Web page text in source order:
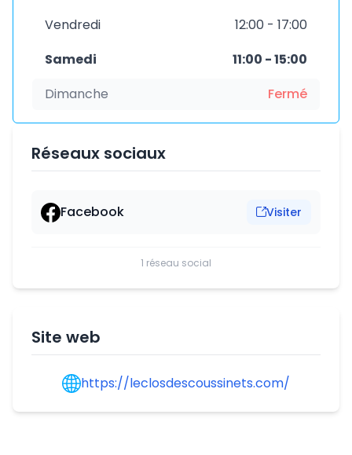
Vendredi
12:00 - 17:00
Samedi
11:00 - 15:00
Dimanche
Fermé
Réseaux sociaux
Facebook Visiter
1 réseau social
Site web
https://leclosdescoussinets.com/